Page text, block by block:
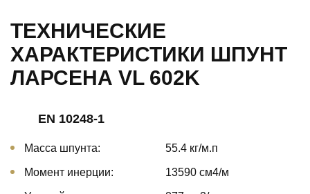
ТЕХНИЧЕСКИЕ
ХАРАКТЕРИСТИКИ ШПУНТ
ЛАРСЕНА VL 602K
EN 10248-1
Масса шпунта: 55.4 кг/м.п
Момент инерции: 13590 cм4/м